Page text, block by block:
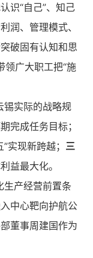
识“自己”、知己
润、管理模式、
破固有认知和思
领广大职工把“施
锡实际的战略规
完成任务目标；
实现新跨越； 三
益最大化。
生产经营前置条
中心靶向护航公
董事周建国作为